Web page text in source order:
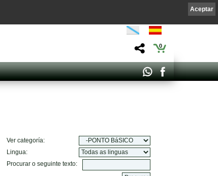
0
Ver categoría:
Lingua:
Procurar o seguinte texto:
Aceptar